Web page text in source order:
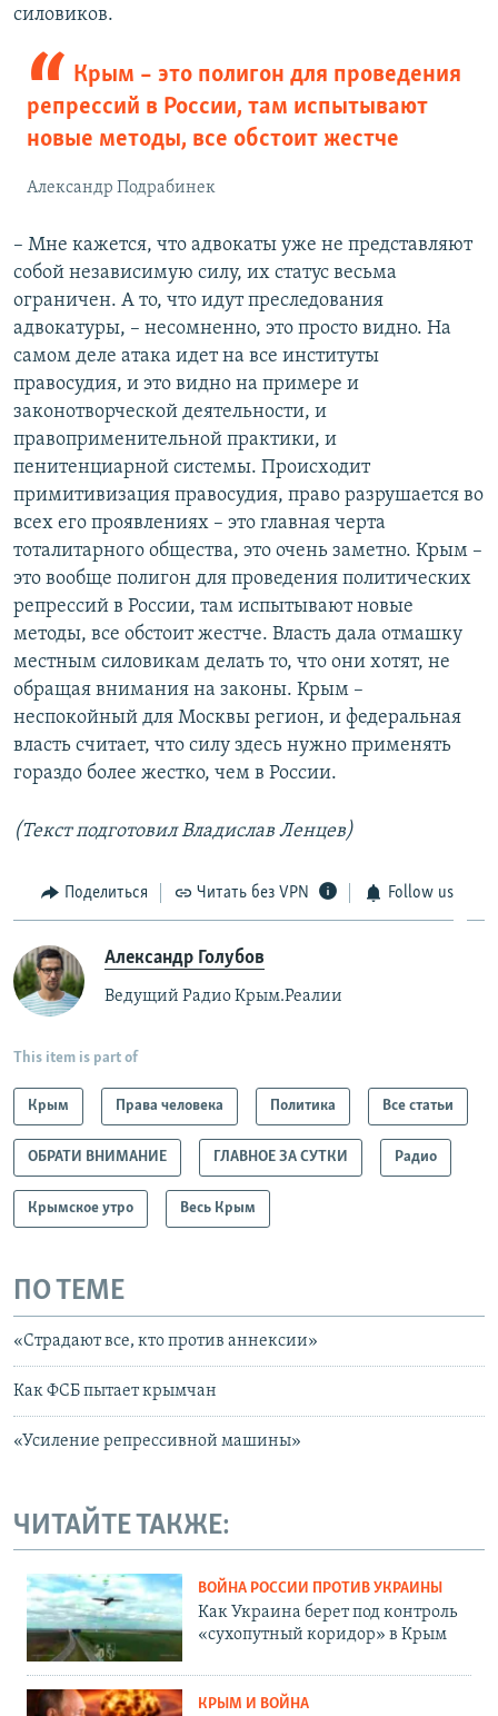
силовиков.
Крым – это полигон для проведения
репрессий в России, там испытывают
новые методы, все обстоит жестче
Александр Подрабинек
– Мне кажется, что адвокаты уже не представляют
собой независимую силу, их статус весьма
ограничен. А то, что идут преследования
адвокатуры, – несомненно, это просто видно. На
самом деле атака идет на все институты
правосудия, и это видно на примере и
законотворческой деятельности, и
правоприменительной практики, и
пенитенциарной системы. Происходит
примитивизация правосудия, право разрушается во
всех его проявлениях – это главная черта
тоталитарного общества, это очень заметно. Крым –
это вообще полигон для проведения политических
репрессий в России, там испытывают новые
методы, все обстоит жестче. Власть дала отмашку
местным силовикам делать то, что они хотят, не
обращая внимания на законы. Крым –
неспокойный для Москвы регион, и федеральная
власть считает, что силу здесь нужно применять
гораздо более жестко, чем в России.
(Текст подготовил Владислав Ленцев)
Поделиться Читать без VPN Follow us
Александр Голубов
Ведущий Радио Крым.Реалии
This item is part of
Крым Права человека Политика Все статьи
ОБРАТИ ВНИМАНИЕ ГЛАВНОЕ ЗА СУТКИ Радио
Крымское утро Весь Крым
ПО ТЕМЕ
«Страдают все, кто против аннексии»
Как ФСБ пытает крымчан
«Усиление репрессивной машины»
ЧИТАЙТЕ ТАКЖЕ:
ВОЙНА РОССИИ ПРОТИВ УКРАИНЫ
Как Украина берет под контроль
«сухопутный коридор» в Крым
КРЫМ И ВОЙНА